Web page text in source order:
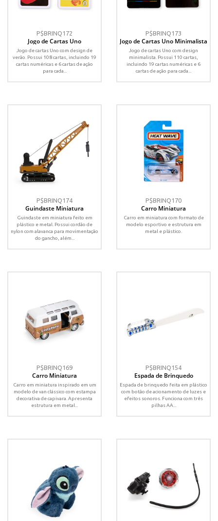
P$BRINQ172
Jogo de Cartas Uno
Jogo de cartas Uno com design de
verão. Possui 108 cartas, incluindo 19
cartas numéricas e 6 cartas de ação
para cada...
P$BRINQ173
Jogo de Cartas Uno Minimalista
Jogo de cartas Uno com design
minimalista. Possui 110 cartas,
incluindo 19 cartas numéricas e 6
cartas de ação para cada...
P$BRINQ174
Guindaste Miniatura
Guindaste em miniatura feito em
plástico e metal. Possui cordão de
nylon com alavanca para movimentação
do gancho, além...
P$BRINQ170
Carro Miniatura
Carro em miniatura com formato de
modelo esportivo e estrutura em
metal e plástico.
P$BRINQ169
Carro Miniatura
Carro em miniatura inspirado em um
modelo de van clássico com estampa
decorativa de capivara. Apresenta
estrutura em metal...
P$BRINQ154
Espada de Brinquedo
Espada de brinquedo feita em plástico
com botão de acionamento de luzes e
efeitos sonoros. Funciona com três
pilhas AA...